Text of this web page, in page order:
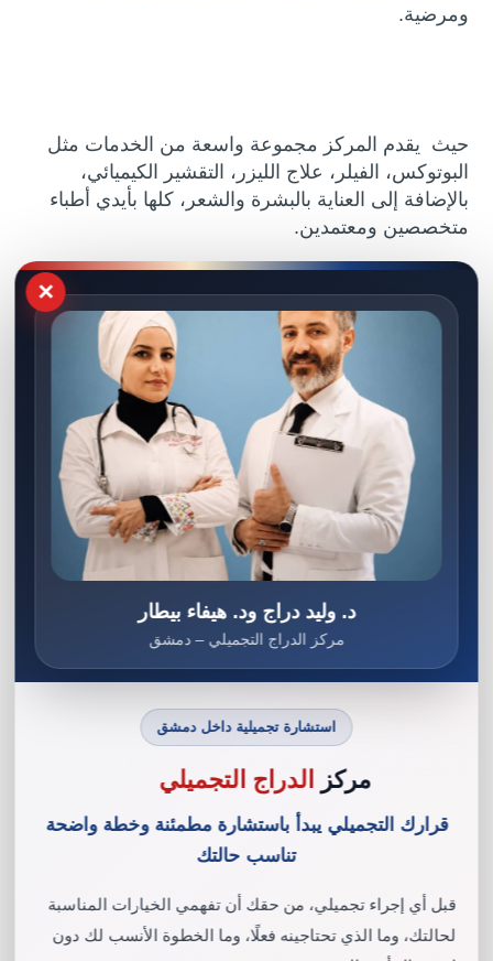
ومرضية.
حيث يقدم المركز مجموعة واسعة من الخدمات مثل
البوتوكس، الفيلر، علاج الليزر، التقشير الكيميائي،
بالإضافة إلى العناية بالبشرة والشعر، كلها بأيدي أطباء
متخصصين ومعتمدين.
أفضل عيادة تجميل في عمانعن غيرنا هو
النهج الشخصي الذي نتبعه مع كل عميل.
فنحن نحرص على فهم احتياجاتك وتقديم العلاج المثالي
الذي يناسبك، مع ضمان نتائج طبيعية وآمنة.
كما نستخدم أحدث الأجهزة والمنتجات الطبية التي أثبتت
فاعليتها في تحسين مظهر البشرة وتعزيز الشباب.
×
د. وليد دراج ود. هيفاء بيطار
مركز الدراج التجميلي – دمشق
استشارة تجميلية داخل دمشق
مركز الدراج التجميلي
قرارك التجميلي يبدأ باستشارة مطمئنة وخطة واضحة
تناسب حالتك
قبل أي إجراء تجميلي، من حقك أن تفهمي الخيارات المناسبة
لحالتك، وما الذي تحتاجينه فعلًا، وما الخطوة الأنسب لك دون